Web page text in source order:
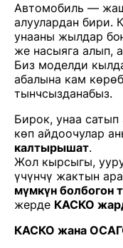
Автомобиль —
алуулардан бири.
унааны жылдар
же насыяга алып,
Биз моделди
абалына кам
тынчсызданабыз.
Бирок, унаа
көп айдоочулар
калтырышат.
Жол кырсыгы,
үчүнчү жактын
мүмкүн болбогон
жерде КАСКО
КАСКО жана